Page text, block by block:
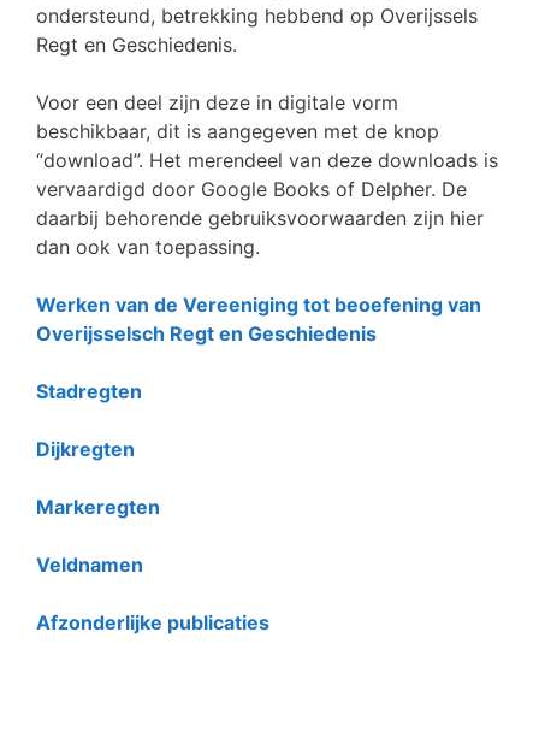
ondersteund, betrekking hebbend op Overijssels
Regt en Geschiedenis.
Voor een deel zijn deze in digitale vorm
beschikbaar, dit is aangegeven met de knop
“download”. Het merendeel van deze downloads is
vervaardigd door Google Books of Delpher. De
daarbij behorende gebruiksvoorwaarden zijn hier
dan ook van toepassing.
Werken van de Vereeniging tot beoefening van
Overijsselsch Regt en Geschiedenis
Stadregten
Dijkregten
Markeregten
Veldnamen
Afzonderlijke publicaties